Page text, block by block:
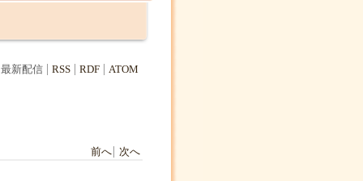
最新配信 RSS RDF ATOM
前へ 次へ